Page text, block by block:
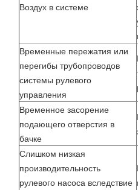
Воздух в системе
Временные пережатия или
перегибы трубопроводов
системы рулевого
управления
Временное засорение
подающего отверстия в
бачке
Слишком низкая
производительность
рулевого насоса вследствие